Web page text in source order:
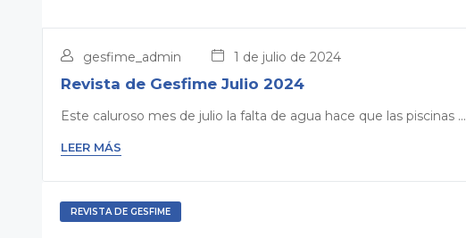
gesfime_admin 1 de julio de 2024
Revista de Gesfime Julio 2024
Este caluroso mes de julio la falta de agua hace que las piscinas ...
LEER MÁS
REVISTA DE GESFIME